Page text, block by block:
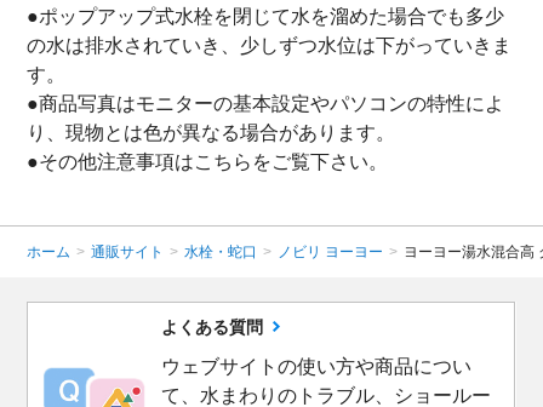
●ポップアップ式水栓を閉じて水を溜めた場合でも多少
の水は排水されていき、少しずつ水位は下がっていきま
す。
●商品写真はモニターの基本設定やパソコンの特性によ
り、現物とは色が異なる場合があります。
●その他注意事項はこちら をご覧下さい。
ホーム > 通販サイト > 水栓・蛇口 > ノビリ ヨーヨー > ヨーヨー湯水混合高
よくある質問
ウェブサイトの使い方や商品につい
て、水まわりのトラブル、ショールー